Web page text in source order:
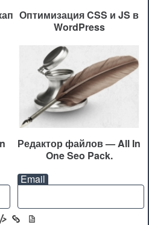
Оптимизация CSS и JS в
WordPress
Редактор файлов — All In
One Seo Pack.
Email